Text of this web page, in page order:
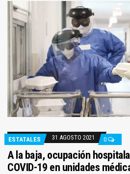
ESTATALES 31 AGOSTO 2021 0
A la baja, ocupación
COVID-19 en unidades